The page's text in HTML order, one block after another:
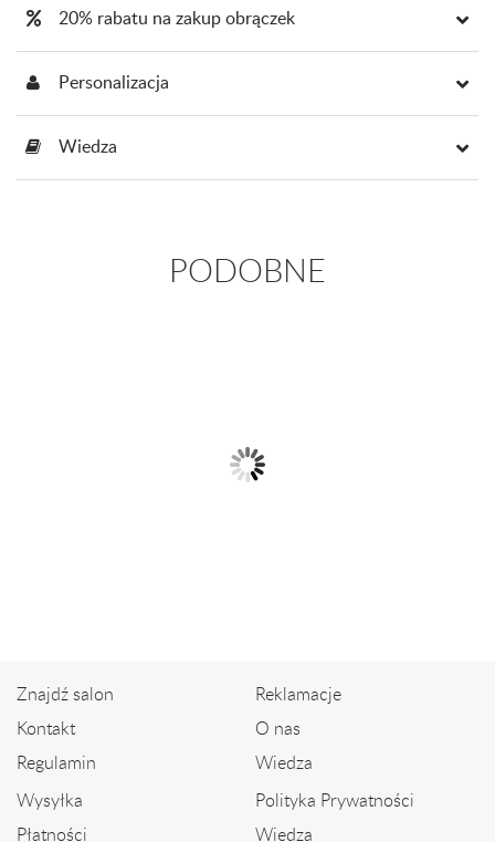
20% rabatu na zakup obrączek
Personalizacja
Wiedza
PODOBNE
Znajdź salon
Kontakt
Regulamin
Reklamacje
O nas
Wiedza
Wysyłka
Płatności
Polityka Prywatności
Wiedza